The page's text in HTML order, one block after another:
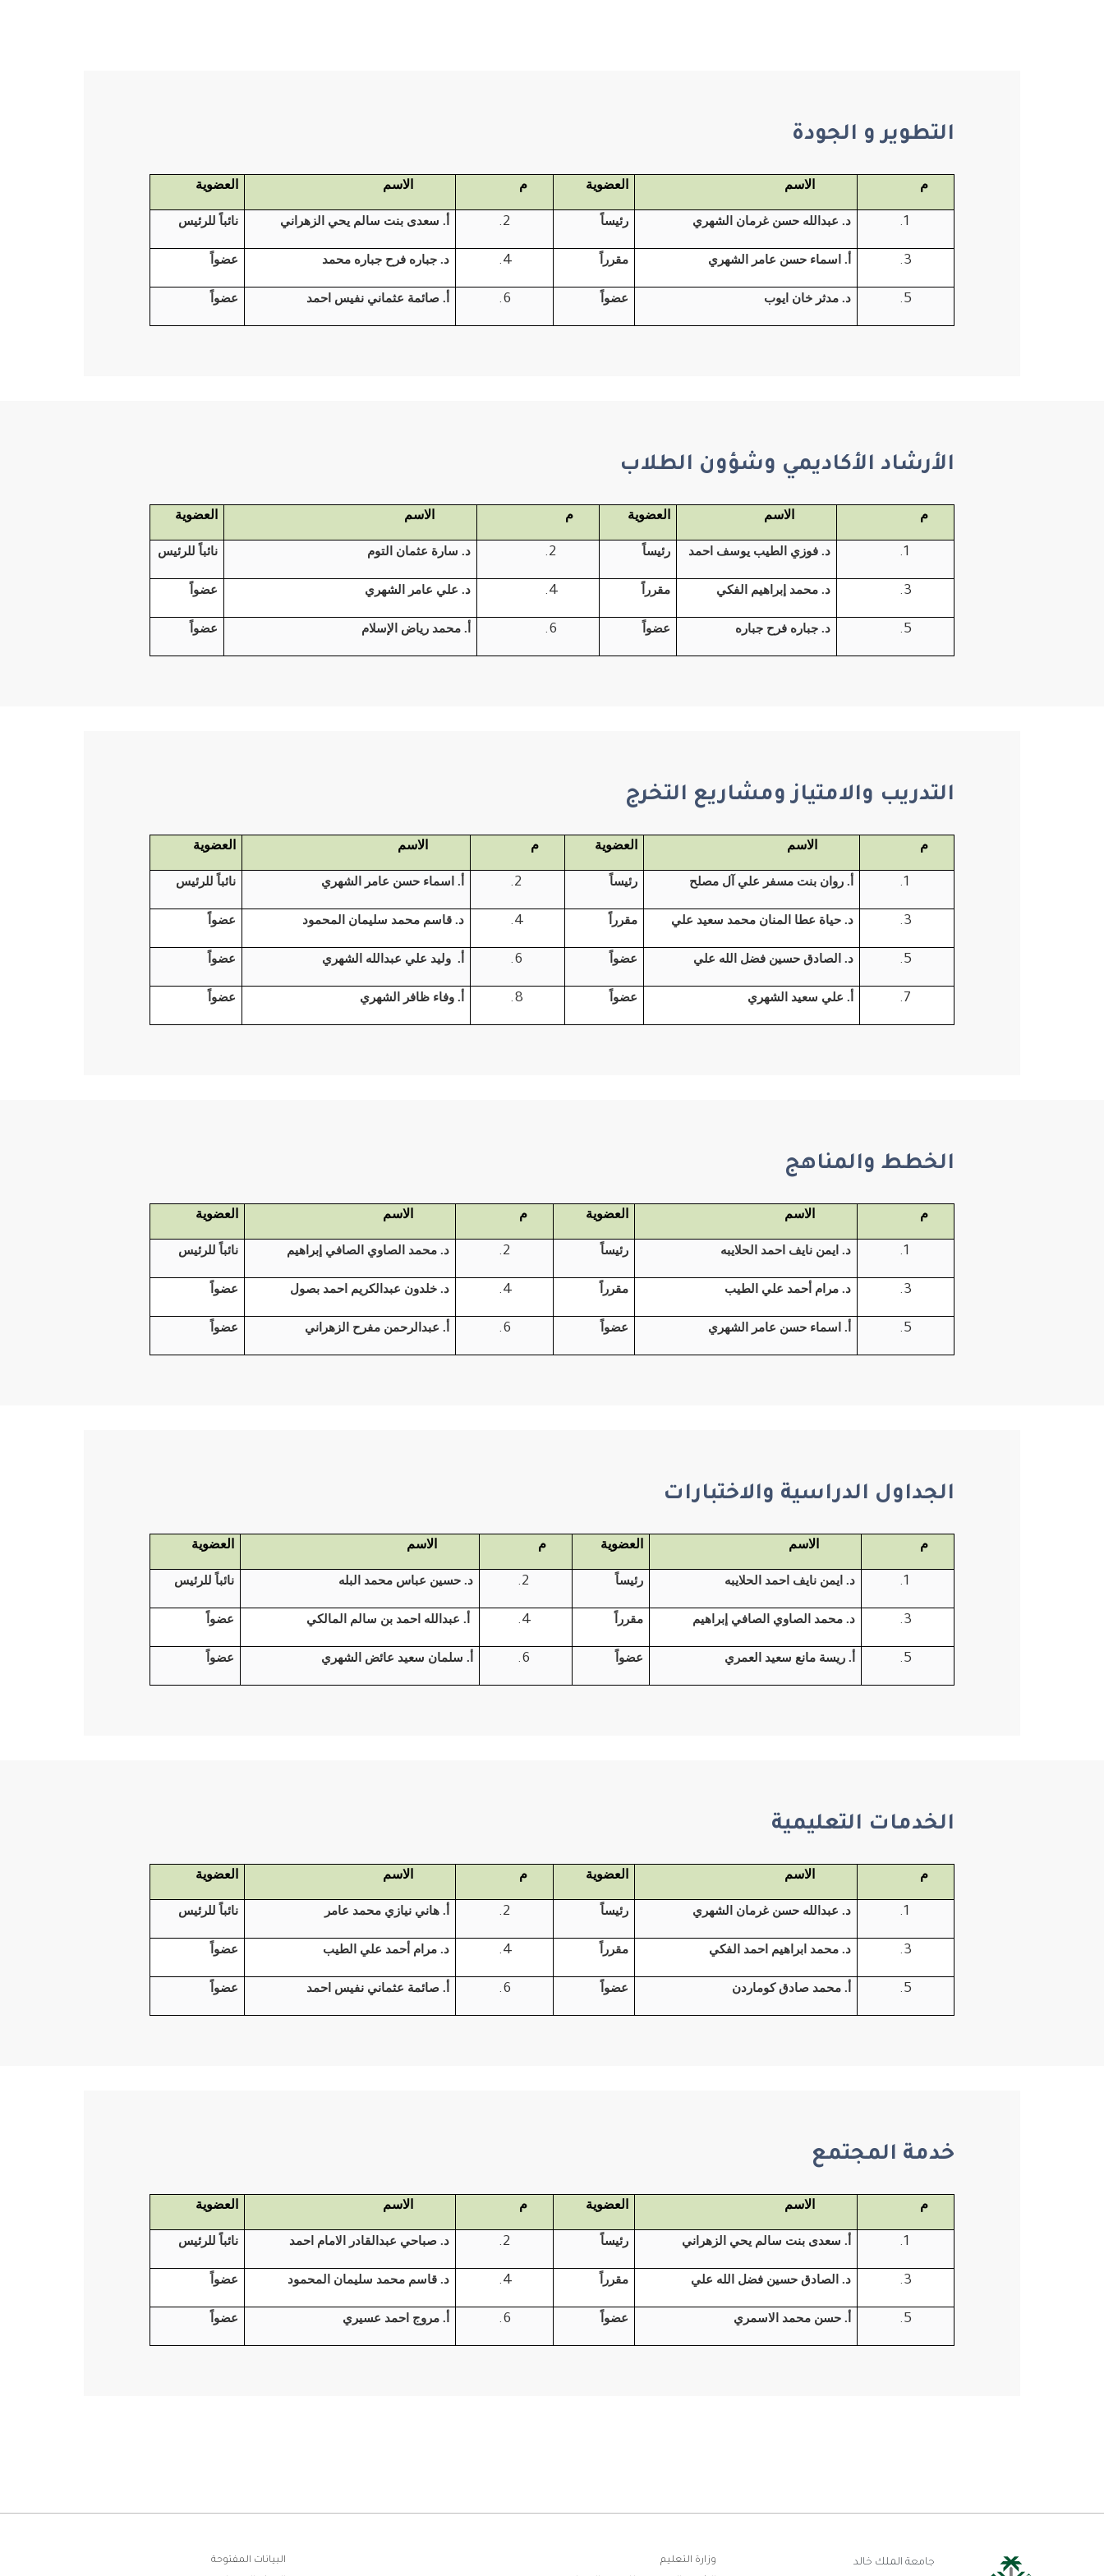
التطوير و الجودة
م الاسم العضوية م الاسم العضوية
د. عبدالله حسن غرمان الشهري رئيساً أ. سعدى بنت سالم يحي الزهراني نائباً للرئيس
أ. اسماء حسن عامر الشهري مقرراً د. جباره فرح جباره محمد عضواً
د. مدثر خان ايوب عضواً أ. صائمة عثماني نفيس احمد عضواً
الأرشاد الأكاديمي وشؤون الطلاب
م الاسم العضوية م الاسم العضوية
د. فوزي الطيب يوسف احمد رئيساً د. سارة عثمان التوم نائباً للرئيس
د. محمد إبراهيم الفكي مقرراً د. علي عامر الشهري عضواً
د. جباره فرح جباره عضواً أ. محمد رياض الإسلام عضواً
التدريب والامتياز ومشاريع التخرج
م الاسم العضوية م الاسم العضوية
أ. روان بنت مسفر علي آل مصلح رئيساً أ. اسماء حسن عامر الشهري نائباً للرئيس
د. حياة عطا المنان محمد سعيد علي مقرراً د. قاسم محمد سليمان المحمود عضواً
د. الصادق حسين فضل الله علي عضواً أ. وليد علي عبدالله الشهري عضواً
أ. علي سعيد الشهري عضواً أ. وفاء ظافر الشهري عضواً
الخطط والمناهج
م الاسم العضوية م الاسم العضوية
د. ايمن نايف احمد الحلايبه رئيساً د. محمد الصاوي الصافي إبراهيم نائباً للرئيس
د. مرام أحمد علي الطيب مقرراً د. خلدون عبدالكريم احمد بصول عضواً
أ. اسماء حسن عامر الشهري عضواً أ. عبدالرحمن مفرح الزهراني عضواً
الجداول الدراسية والاختبارات
م الاسم العضوية م الاسم العضوية
د. ايمن نايف احمد الحلايبه رئيساً د. حسين عباس محمد البله نائباً للرئيس
د. محمد الصاوي الصافي إبراهيم مقرراً أ. عبدالله احمد بن سالم المالكي عضواً
أ. ريسة مانع سعيد العمري عضواً أ. سلمان سعيد عائض الشهري عضواً
الخدمات التعليمية
م الاسم العضوية م الاسم العضوية
د. عبدالله حسن غرمان الشهري رئيساً أ. هاني نيازي محمد عامر نائباً للرئيس
د. محمد ابراهيم احمد الفكي مقرراً د. مرام أحمد علي الطيب عضواً
أ. محمد صادق كوماردن عضواً أ. صائمة عثماني نفيس احمد عضواً
خدمة المجتمع
م الاسم العضوية م الاسم العضوية
أ. سعدى بنت سالم يحي الزهراني رئيساً د. صباحي عبدالقادر الامام احمد نائباً للرئيس
د. الصادق حسين فضل الله علي مقرراً د. قاسم محمد سليمان المحمود عضواً
أ. حسن محمد الاسمري عضواً أ. مروج احمد عسيري عضواً
جامعة الملك خالد روابط
وزارة التعليم البيانات المفتوحة